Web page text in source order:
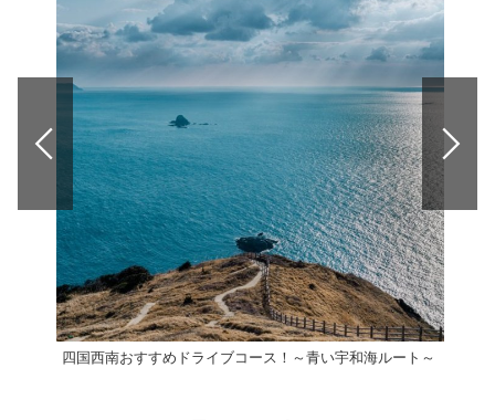
四国西南おすすめドライブコース！～青い宇和海ルート～